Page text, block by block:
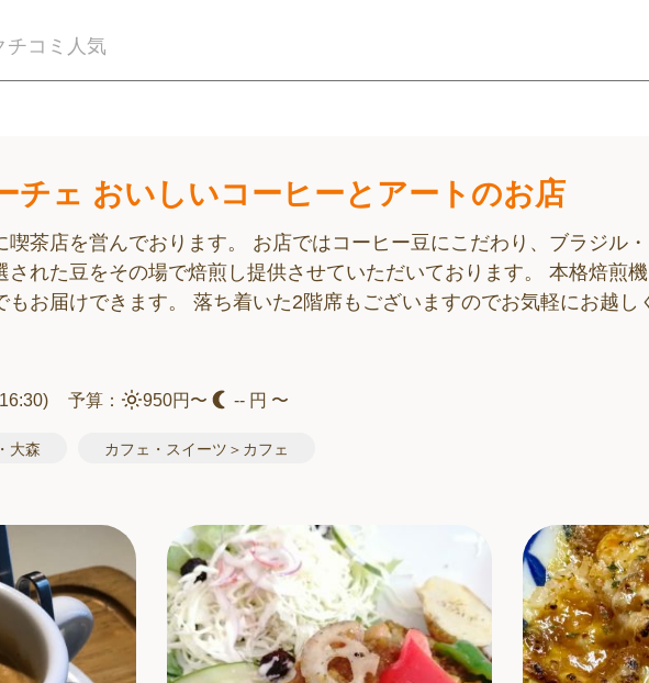
チコミ人気
チェ おいしいコーヒーとアートのお店
茶店を営んでおります。 お店ではコーヒー豆にこだわり、ブラジル
された豆をその場で焙煎し提供させていただいております。 本格焙煎
もお届けできます。 落ち着いた2階席もございますのでお気軽にお越し
予算： 950円〜 -- 円 〜
大森 カフェ・スイーツ＞カフェ